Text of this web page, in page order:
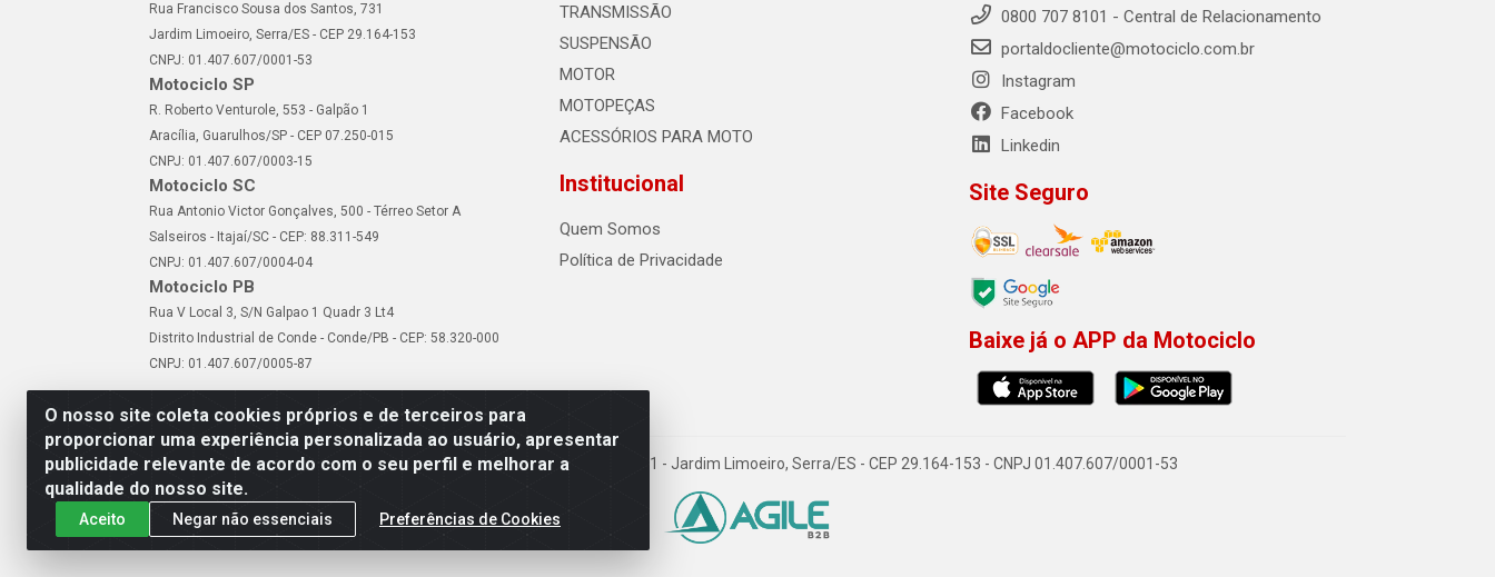
O nosso site coleta cookies próprios e de terceiros para
proporcionar uma experiência personalizada ao usuário, apresentar
publicidade relevante de acordo com o seu perfil e melhorar a
qualidade do nosso site.
Aceito Negar não essenciais Preferências de Cookies
Rua Francisco Sousa dos Santos, 731
Jardim Limoeiro, Serra/ES - CEP 29.164-153
CNPJ: 01.407.607/0001-53
Motociclo SP
R. Roberto Venturole, 553 - Galpão 1
Aracília, Guarulhos/SP - CEP 07.250-015
CNPJ: 01.407.607/0003-15
Motociclo SC
Rua Antonio Victor Gonçalves, 500 - Térreo Setor A
Salseiros - Itajaí/SC - CEP: 88.311-549
CNPJ: 01.407.607/0004-04
Motociclo PB
Rua V Local 3, S/N Galpao 1 Quadr 3 Lt4
Distrito Industrial de Conde - Conde/PB - CEP: 58.320-000
CNPJ: 01.407.607/0005-87
TRANSMISSÃO
SUSPENSÃO
MOTOR
MOTOPEÇAS
ACESSÓRIOS PARA MOTO
Institucional
Quem Somos
Política de Privacidade
0800 707 8101 - Central de Relacionamento
portaldocliente@motociclo.com.br
Instagram
Facebook
Linkedin
Site Seguro
Baixe já o APP da Motociclo
Motociclo - Rua Francisco Sousa dos Santos, 731 - Jardim Limoeiro, Serra/ES - CEP 29.164-153 - CNPJ 01.407.607/0001-53